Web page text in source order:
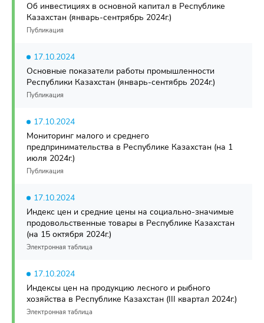
Об инвестициях в основной капитал в Республике
Казахстан (январь-сентрябрь 2024г.)
Публикация
17.10.2024
Основные показатели работы промышленности
Республики Казахстан (январь-сентябрь 2024г.)
Публикация
17.10.2024
Мониторинг малого и среднего
предпринимательства в Республике Казахстан (на 1
июля 2024г.)
Публикация
17.10.2024
Индекс цен и средние цены на социально-значимые
продовольственные товары в Республике Казахстан
(на 15 октября 2024г.)
Электронная таблица
17.10.2024
Индексы цен на продукцию лесного и рыбного
хозяйства в Республике Казахстан (III квартал 2024г.)
Электронная таблица